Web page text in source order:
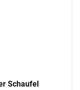
Schaufel